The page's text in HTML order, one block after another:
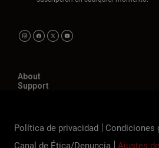
About
Support
Política de privacidad
Condiciones
Canal de Ética/Denuncia
Ajustes